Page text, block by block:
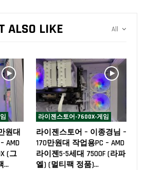
All
ALSO LIKE
원대
AMD
(그
…
라이젠스토어-7600X-게임
라이젠스토어 – 이종경님 –
170만원대 작업용PC – AMD
라이젠5-5세대 7500F (라파
엘) (멀티팩 정품)…